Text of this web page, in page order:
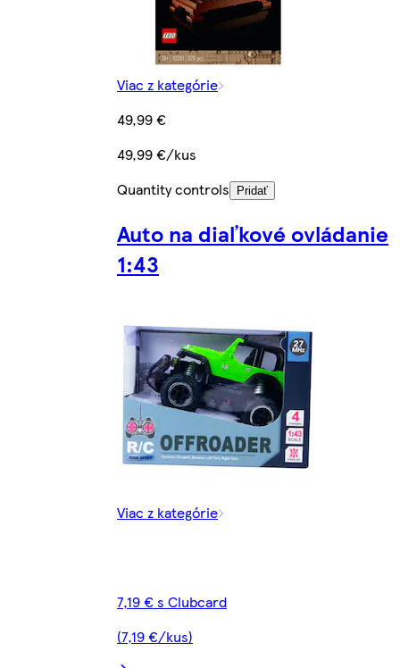
Viac z kategórie
49,99 €
49,99 €/kus
Quantity controls
Pridať
Auto na diaľkové ovládanie
1:43
Viac z kategórie
7,19 € s Clubcard
(7,19 €/kus)